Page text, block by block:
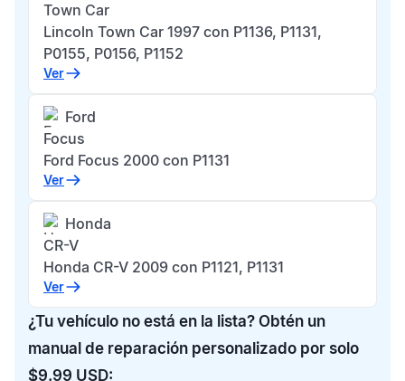
Town Car
Lincoln Town Car 1997 con P1136, P1131,
P0155, P0156, P1152
Ver
Ford
Focus
Ford Focus 2000 con P1131
Ver
Honda
CR-V
Honda CR-V 2009 con P1121, P1131
Ver
¿Tu vehículo no está en la lista? Obtén un
manual de reparación personalizado por solo
$9.99 USD: